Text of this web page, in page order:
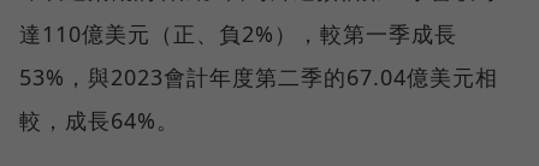
達110億美元（正、負2%），較第一季成長
53%，與2023會計年度第二季的67.04億美元相
較，成長64%。